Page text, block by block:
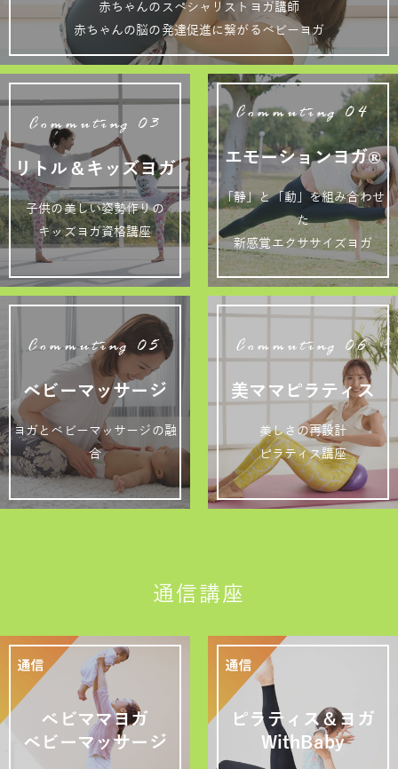
赤ちゃんのスペシャリストヨガ講師
赤ちゃんの脳の発達促進に繋がるベビーヨガ
Commuting 03
リトル＆キッズヨガ
子供の美しい姿勢作りの
キッズヨガ資格講座
Commuting 04
エモーションヨガ®
「静」と「動」を組み合わせ
た
新感覚エクササイズヨガ
Commuting 05
ベビーマッサージ
ヨガとベビーマッサージの融
合
Commuting 06
美ママピラティス
美しさの再設計
ピラティス講座
通信講座
ベビママヨガ
ベビーマッサージ
ピラティス＆ヨガ
WithBaby